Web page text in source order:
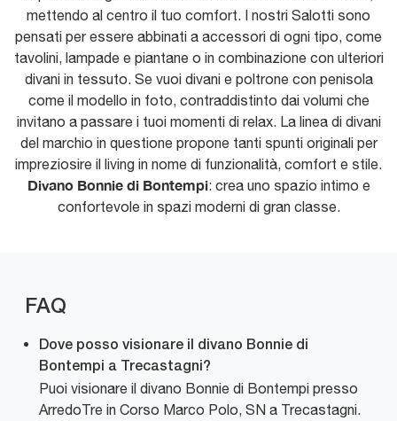
mettendo al centro il tuo comfort. I nostri Salotti sono
pensati per essere abbinati a accessori di ogni tipo, come
tavolini, lampade e piantane o in combinazione con ulteriori
divani in tessuto. Se vuoi divani e poltrone con penisola
come il modello in foto, contraddistinto dai volumi che
invitano a passare i tuoi momenti di relax. La linea di divani
del marchio in questione propone tanti spunti originali per
impreziosire il living in nome di funzionalità, comfort e stile.
Divano Bonnie di Bontempi: crea uno spazio intimo e
confortevole in spazi moderni di gran classe.
FAQ
Dove posso visionare il divano Bonnie di
Bontempi a Trecastagni?
Puoi visionare il divano Bonnie di Bontempi presso
ArredoTre in Corso Marco Polo, SN a Trecastagni.